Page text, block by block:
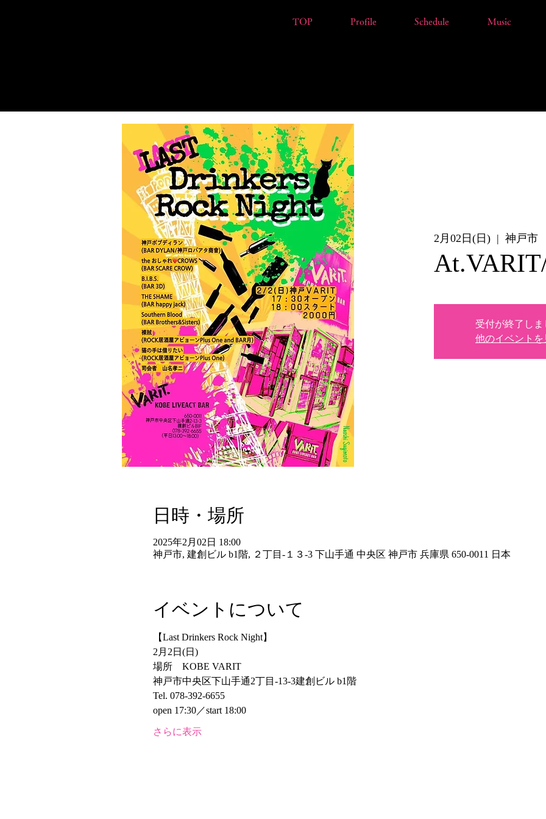
TOP Profile Schedule Music
2月02日(日)
  |
神戸市
受付が終了しま
他のイベントを
日時・場所
2025年2月02日 18:00
神戸市, 建創ビル b1階, ２丁目-１３-3 下山手通 中央区 神戸市 兵庫県 650-0011 日本
イベントについて
【Last Drinkers Rock Night】
2月2日(日)
場所　KOBE VARIT
神戸市中央区下山手通2丁目-13-3建創ビル b1階
Tel. 078-392-6655
open 17:30／start 18:00
さらに表示